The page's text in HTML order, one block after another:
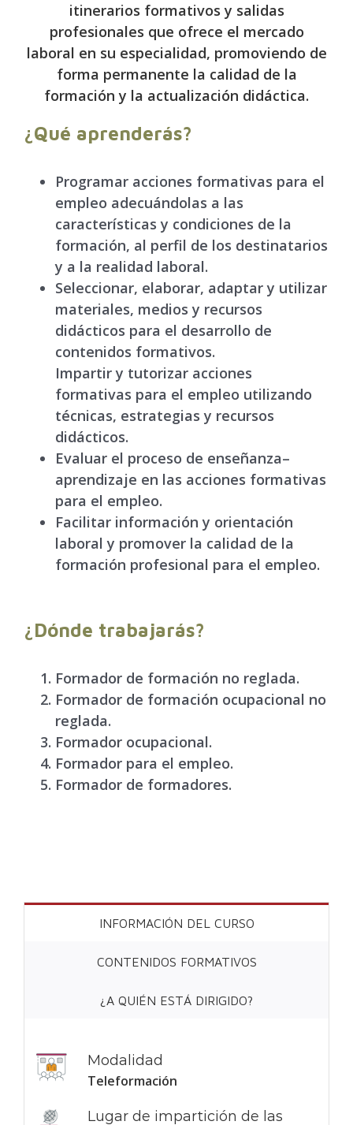
itinerarios formativos y salidas
profesionales que ofrece el mercado
laboral en su especialidad, promoviendo de
forma permanente la calidad de la
formación y la actualización didáctica.
¿Qué aprenderás?
Programar acciones formativas para el
empleo adecuándolas a las
características y condiciones de la
formación, al perfil de los destinatarios
y a la realidad laboral.
Seleccionar, elaborar, adaptar y utilizar
materiales, medios y recursos
didácticos para el desarrollo de
contenidos formativos.
Impartir y tutorizar acciones
formativas para el empleo utilizando
técnicas, estrategias y recursos
didácticos.
Evaluar el proceso de enseñanza–
aprendizaje en las acciones formativas
para el empleo.
Facilitar información y orientación
laboral y promover la calidad de la
formación profesional para el empleo.
¿Dónde trabajarás?
Formador de formación no reglada.
Formador de formación ocupacional no
reglada.
Formador ocupacional.
Formador para el empleo.
Formador de formadores.
INFORMACIÓN DEL CURSO
CONTENIDOS FORMATIVOS
¿A QUIÉN ESTÁ DIRIGIDO?
Modalidad
Teleformación
Lugar de impartición de las